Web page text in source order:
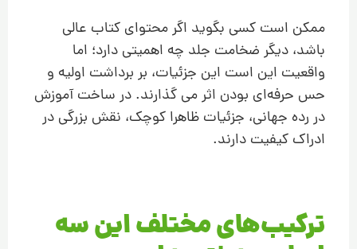
ممکن است کسی بگوید اگر محتوای کتاب عالی
باشد، دیگر ضخامت جلد چه اهمیتی دارد؛ اما
واقعیت این است این جزئیات، بر برداشت اولیه و
حس حرفه‌ای بودن اثر می گذارند. در ساخت آموزش
در رده جهانی، جزئیات ظاهرا کوچک، نقش بزرگی در
ادراک کیفیت دارند.
ترکیب‌های مختلف این سه